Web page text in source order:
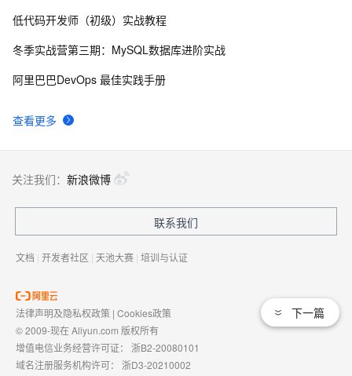
8 二分法查找，用少量的步数找到目标
查看更多
低代码开发师（初级）实战教程
冬季实战营第三期：MySQL数据库进阶实战
阿里巴巴DevOps 最佳实践手册
下一篇
关注我们： 新浪微博
联系我们
文档 | 开发者社区 | 天池大赛 | 培训与认证
法律声明及隐私权政策 | Cookies政策
© 2009-现在 Aliyun.com 版权所有
增值电信业务经营许可证： 浙B2-20080101
域名注册服务机构许可： 浙D3-20210002